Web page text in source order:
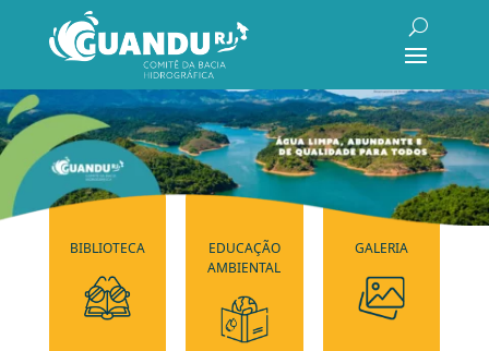
BIBLIOTECA
EDUCAÇÃO
AMBIENTAL
GALERIA